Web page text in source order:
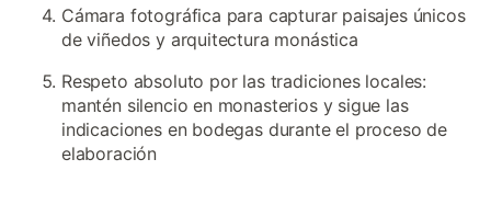
Cámara fotográfica para capturar paisajes únicos
de viñedos y arquitectura monástica
Respeto absoluto por las tradiciones locales:
mantén silencio en monasterios y sigue las
indicaciones en bodegas durante el proceso de
elaboración